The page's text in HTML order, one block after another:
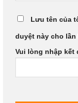
Lưu tên của
duyệt này cho
Vui lòng nhập kết